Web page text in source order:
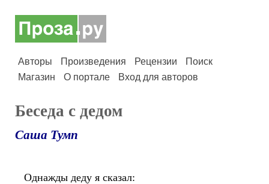
Авторы Произведения Рецензии
Поиск
Магазин
О портале Вход для авторов
Беседа с дедом
Саша Тумп
Однажды деду я сказал: